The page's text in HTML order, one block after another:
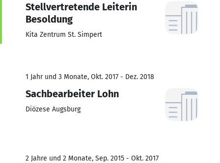
Stellvertretende Leiterin
Besoldung
Kita Zentrum St. Simpert
1 Jahr und 3 Monate, Okt. 2017 - Dez. 2018
Sachbearbeiter Lohn
Diözese Augsburg
2 Jahre und 2 Monate, Sep. 2015 - Okt. 2017